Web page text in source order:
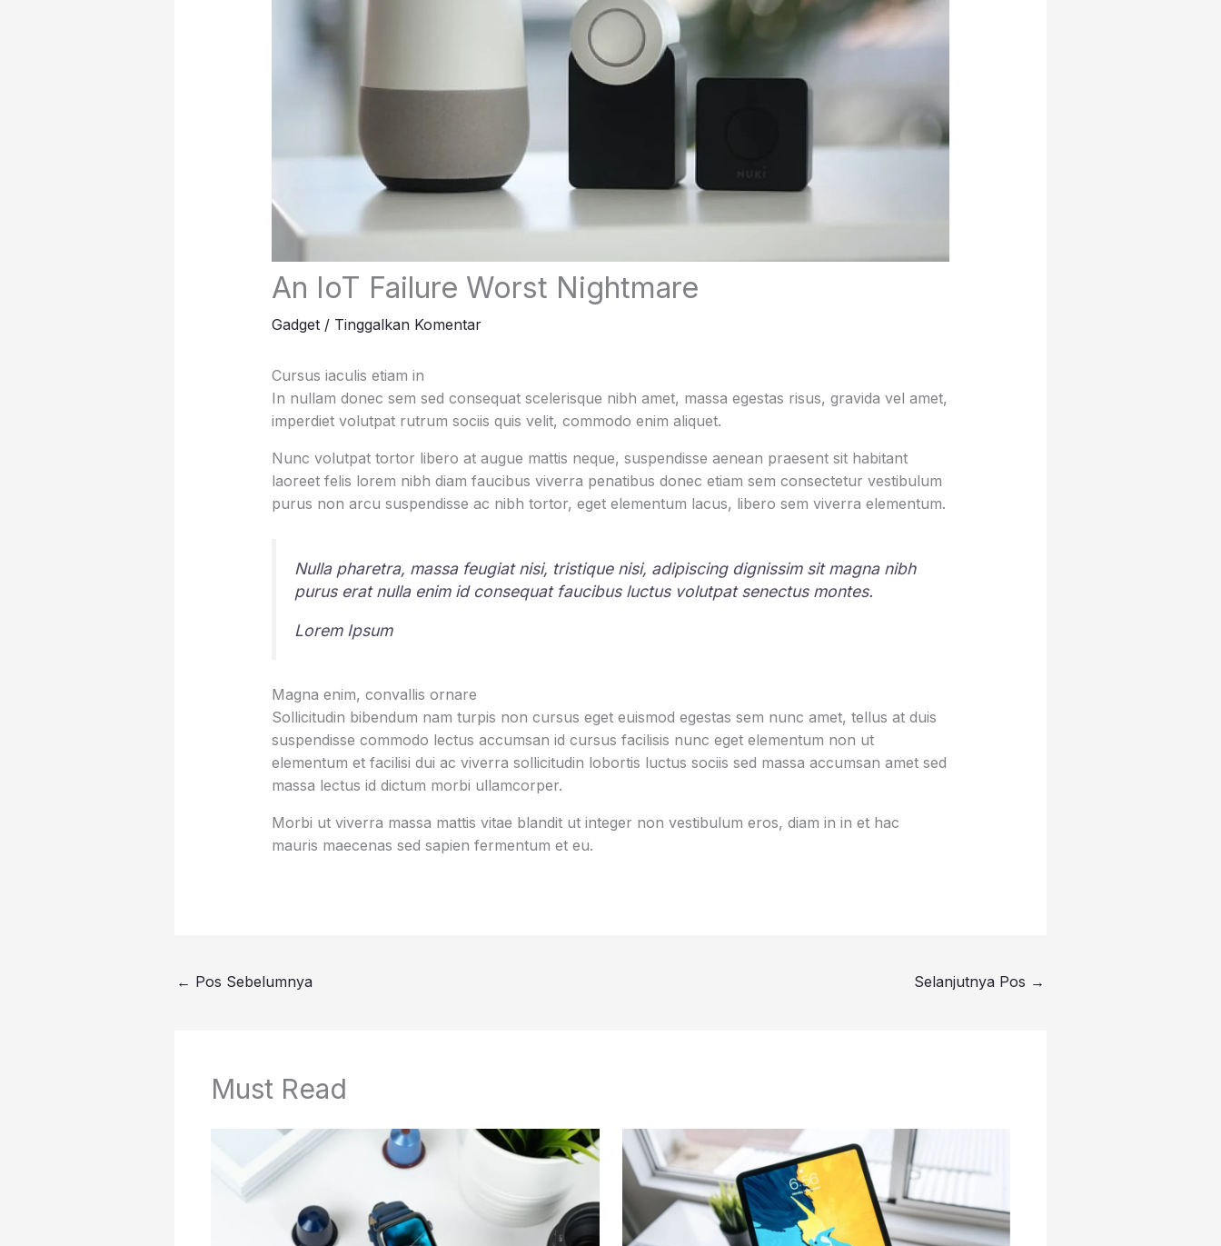
An IoT Failure Worst Nightmare
Gadget/ Tinggalkan Komentar
Cursus iaculis etiam in
In nullam donec sem sed consequat scelerisque nibh amet, massa egestas risus, gravida vel amet,
imperdiet volutpat rutrum sociis quis velit, commodo enim aliquet.
Nunc volutpat tortor libero at augue mattis neque, suspendisse aenean praesent sit habitant
laoreet felis lorem nibh diam faucibus viverra penatibus donec etiam sem consectetur vestibulum
purus non arcu suspendisse ac nibh tortor, eget elementum lacus, libero sem viverra elementum.
Nulla pharetra, massa feugiat nisi, tristique nisi, adipiscing dignissim sit magna nibh
purus erat nulla enim id consequat faucibus luctus volutpat senectus montes.
Lorem Ipsum
Magna enim, convallis ornare
Sollicitudin bibendum nam turpis non cursus eget euismod egestas sem nunc amet, tellus at duis
suspendisse commodo lectus accumsan id cursus facilisis nunc eget elementum non ut
elementum et facilisi dui ac viverra sollicitudin lobortis luctus sociis sed massa accumsan amet sed
massa lectus id dictum morbi ullamcorper.
Morbi ut viverra massa mattis vitae blandit ut integer non vestibulum eros, diam in in et hac
mauris maecenas sed sapien fermentum et eu.
← Pos Sebelumnya Selanjutnya Pos →
Must Read